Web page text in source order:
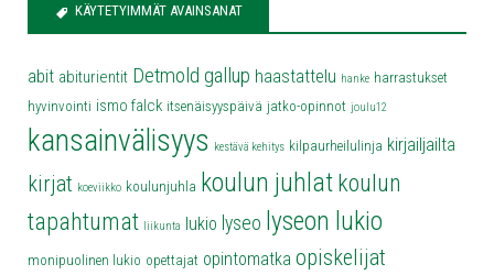
KÄYTETYIMMÄT AVAINSANAT
abit abiturientit Detmold gallup haastattelu hanke harrastukset
hyvinvointi ismo falck itsenäisyyspäivä jatko-opinnot joulu12
kansainvälisyys kestävä kehitys kilpaurheilulinja kirjailjailta
kirjat koeviikko koulunjuhla koulun juhlat koulun
tapahtumat liikunta lukio lyseo lyseon lukio
monipuolinen lukio opettajat opintomatka opiskelijat